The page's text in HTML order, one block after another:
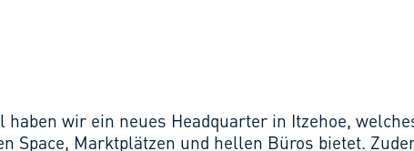
wir ein neues Headquarter in Itzehoe,
Space, Marktplätzen und hellen Büros bietet.